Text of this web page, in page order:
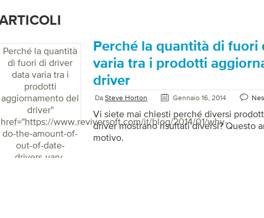
Perché la quantità
di fuori di driver
data varia tra i
prodotti
aggiornamento del
driver"
href="https://www.reviversoft.com/it/blog/2014/01/why-
do-the-amount-of-
out-of-date-
drivers-vary-
Perché la quantità di fuori
varia tra i prodotti
driver
Da Steve Horton Gennaio 16, 2014
Vi siete mai chiesti perché diversi
driver mostrano risultati diversi? Questo
motivo.